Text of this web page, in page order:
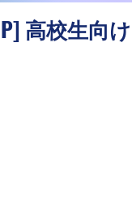
高校生向け